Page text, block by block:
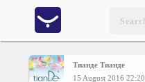
Home
Тианде Тианде
15 August 2016 22:20